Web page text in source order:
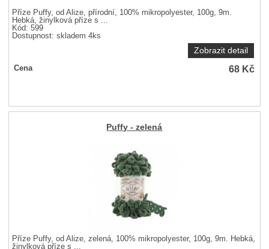
Příze Puffy, od Alize, přírodní, 100% mikropolyester, 100g, 9m.
Hebká, žinylková příze s ...
Kód: 599
Dostupnost:skladem 4ks
Zobrazit detail
Cena 68 Kč
Puffy - zelená
Příze Puffy, od Alize, zelená, 100% mikropolyester, 100g, 9m. Hebká,
žinylková příze s ...